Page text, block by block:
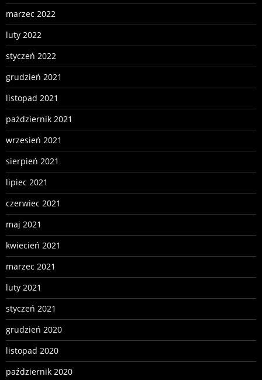
marzec 2022
luty 2022
styczeń 2022
grudzień 2021
listopad 2021
październik 2021
wrzesień 2021
sierpień 2021
lipiec 2021
czerwiec 2021
maj 2021
kwiecień 2021
marzec 2021
luty 2021
styczeń 2021
grudzień 2020
listopad 2020
październik 2020